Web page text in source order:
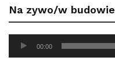
Na zywo/w budowie
00:00